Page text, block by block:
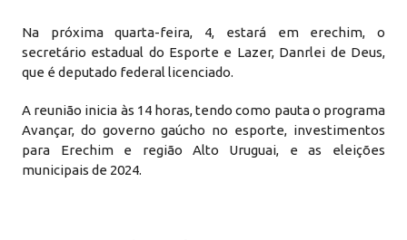
Na próxima quarta-feira, 4, estará em erechim, o
secretário estadual do Esporte e Lazer, Danrlei de Deus,
que é deputado federal licenciado.
A reunião inicia às 14 horas, tendo como pauta o programa
Avançar, do governo gaúcho no esporte, investimentos
para Erechim e região Alto Uruguai, e as eleições
municipais de 2024.